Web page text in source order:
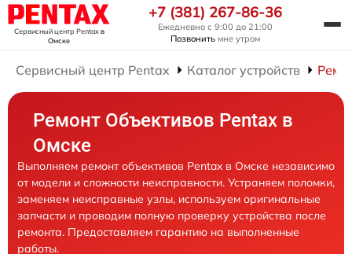
Сервисный центр Pentaxв
Омске
+7 (381) 267-86-36
Ежедневно с 9:00 до 21:00
Позвонить мне утром
Сервисный центр Pentax Каталог устройств
Ремонт Объективов Pentax в
Омске
Выполняем ремонт объективов Pentax в Омске независимо
от модели и сложности неисправности. Устраняем поломки,
заменяем неисправные узлы, используем оригинальные
запчасти и проводим полную проверку устройства после
ремонта. Предоставляем гарантию на выполненные
работы.